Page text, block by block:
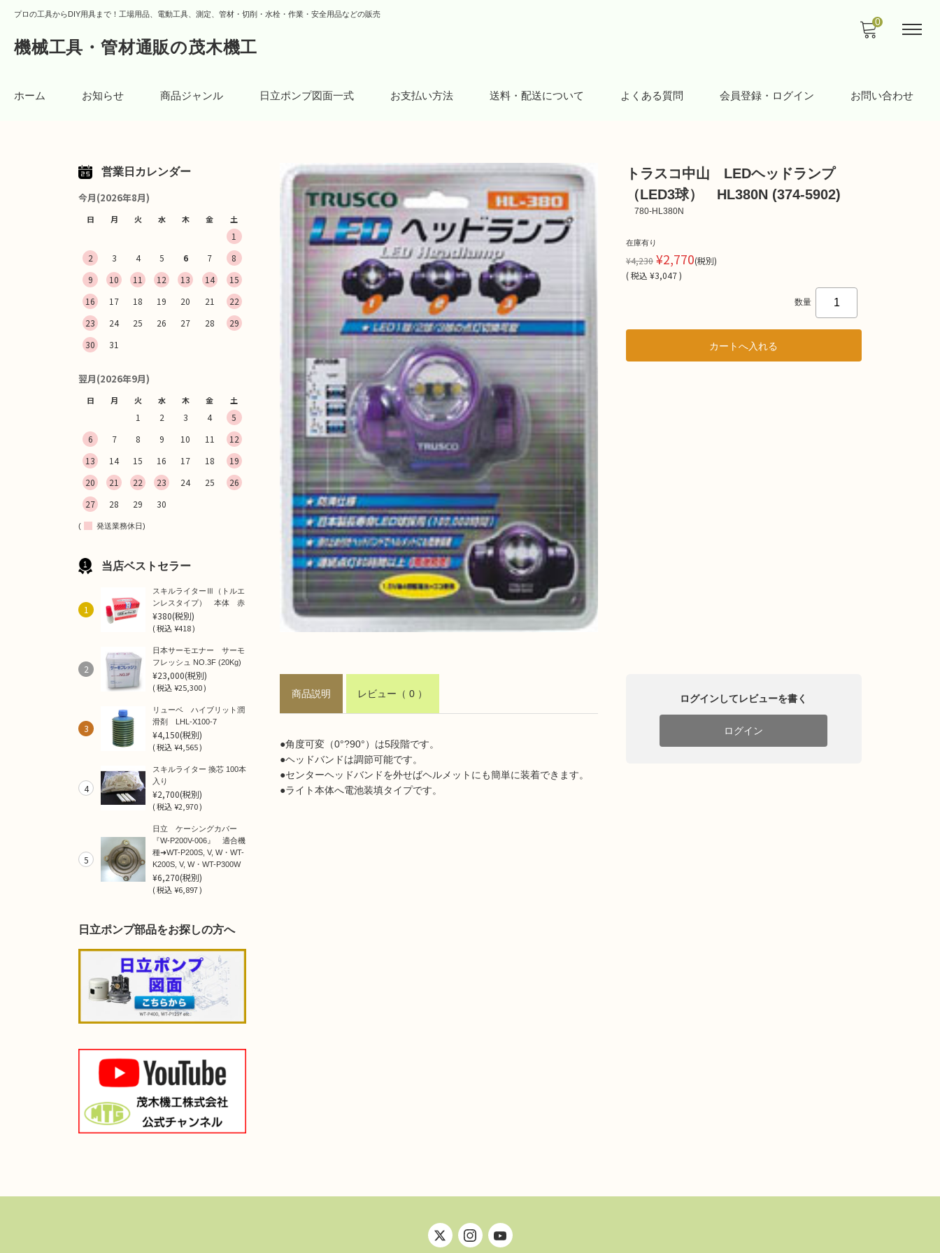
プロの工具からDIY用具まで！工場用品、電動工具、測定、管材・切削・水栓・作業・安全用品などの販売
機械工具・管材通販の茂木機工
ホーム お知らせ 商品ジャンル 日立ポンプ図面一式 お支払い方法 送料・配送について よくある質問 会員登録・ログイン お問い合わせ
0
トラスコ中山 LEDヘッドランプ
（LED3球） HL380N (374-5902)
780-HL380N
在庫有り
¥4,230¥2,770(税別)
(税込 ¥3,047 )
数量
商品説明 レビュー （ 0 ）
●角度可変（0°?90°）は5段階です。
●ヘッドバンドは調節可能です。
●センターヘッドバンドを外せばヘルメットにも簡単に装着できます。
●ライト本体へ電池装填タイプです。
ログインしてレビューを書く
ログイン
営業日カレンダー
今月(2026年8月)
日 月 火 水 木 金 土
1
2
3 4 5 6 7
8
9
10 11 12 13 14
15
16
17 18 19 20 21
22
23
24 25 26 27 28
29
30
31
翌月(2026年9月)
日 月 火 水 木 金 土
1 2 3 4
5
6
7 8 9 10 11
12
13
14 15 16 17 18
19
20
21 22 23 24 25
26
27
28 29 30
( 発送業務休日)
当店ベストセラー
1
スキルライターⅢ（トルエ
ンレスタイプ） 本体 赤
¥380(税別)
(税込¥418 )
2
日本サーモエナー サーモ
フレッシュ NO.3F (20Kg)
¥23,000(税別)
(税込¥25,300 )
3
リューベ ハイブリット潤
滑剤 LHL-X100-7
¥4,150(税別)
(税込¥4,565 )
4
スキルライター 換芯 100本
入り
¥2,700(税別)
(税込¥2,970 )
5
日立 ケーシングカバー
『W-P200V-006』 適合機
種➜WT-P200S, V, W・WT-
K200S, V, W・WT-P300W
¥6,270(税別)
(税込¥6,897 )
日立ポンプ部品をお探しの方へ